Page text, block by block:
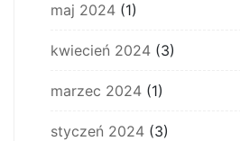
maj 2024 (1)
kwiecień 2024 (3)
marzec 2024 (1)
styczeń 2024 (3)